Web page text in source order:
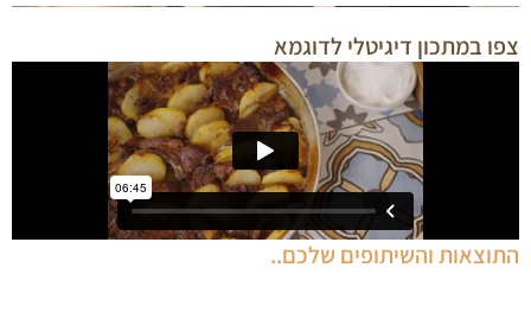
צפו במתכון דיגיטלי לדוגמא
התוצאות והשיתופים שלכם..